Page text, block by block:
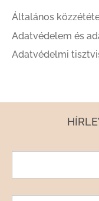
Általános
Adatvédelem és
Adatvédelmi